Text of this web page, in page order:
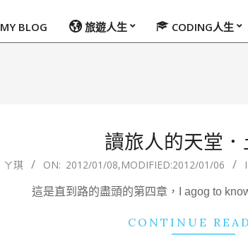
MY BLOG 旅遊人生 CODING人生
讀旅人的天堂
ㄚ琪 ON: 2012/01/08,MODIFIED:2012/01/06
這是直到路的盡頭的第四章，I agog to
CONTINUE